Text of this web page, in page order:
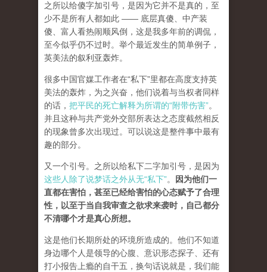
之所以给傻字加引号，是因为它并不是真的，至
少不是所有人都如此 —— 底层真傻、中产装
傻、富人看热闹顺风倒，这是我多年前的调侃，
至今似乎仍不过时。举个最近发生的简单例子，
英美法的叙利亚轰炸。
很多中国官媒工作者在“私下”里都在高度支持英
美法的轰炸，为之兴奋，他们说着与当权者同样
的话， 把平民的死亡解释为所谓的“附带伤害”。
并且这种与共产党外交部所表达之态度截然相反
的现象曾多次出现过。可以说这是整件事中最有
趣的部分。
又一个引号。之所以给私下二字加引号，是因为
这些人除了说梦话之外从无“私下”。
因为他们一
直都在害怕，甚至已经给害怕的心态赋予了合理
性，以至于当自我审查之欲求来袭时，自己都分
不清哪个才是真心所想。
这是他们长期所处的环境所造成的。他们不知道
身边哪个人是领导的心腹、意识形态探子、还有
打小报告上瘾的自干五，换句话说就是，我们能